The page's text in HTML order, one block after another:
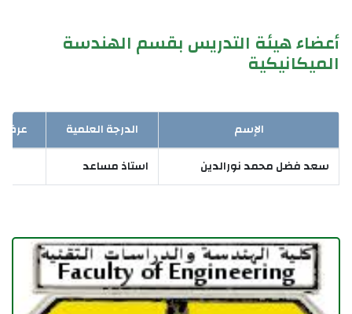
أعضاء هيئة التدريس بقسم الهندسة
الميكانيكية
الإسم الدرجة العلمية
عرض
سعد فضل محمد نورالدين
استاذ مساعد